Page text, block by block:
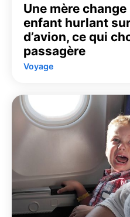
Une mère
enfant hurlant
d’avion, ce qui
passagère
Voyage